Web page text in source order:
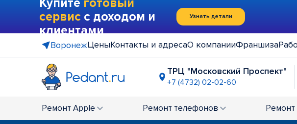
Купите готовый
сервис с доходом и
клиентами
Узнать детали
ВоронежЦеныКонтакты и адресаО компанииФраншиза
ТРЦ "Московский Проспект"
+7 (4732) 02-02-60
+7 (4732) 02-42-03
ост. "Полины Осипенко"
Ремонт Apple Ремонт телефонов Ремонт